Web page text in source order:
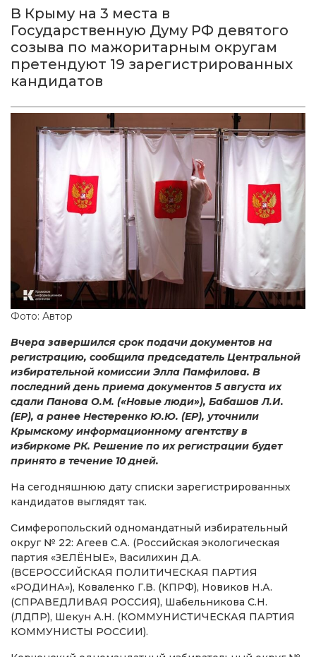
В Крыму на 3 места в
Государственную Думу РФ девятого
созыва по мажоритарным округам
претендуют 19 зарегистрированных
кандидатов
Фото: Автор
Вчера завершился срок подачи документов на
регистрацию, сообщила председатель Центральной
избирательной комиссии Элла Памфилова. В
последний день приема документов 5 августа их
сдали Панова О.М. («Новые люди»), Бабашов Л.И.
(ЕР), а ранее Нестеренко Ю.Ю. (ЕР), уточнили
Крымскому информационному агентству в
избиркоме РК. Решение по их регистрации будет
принято в течение 10 дней.
На сегодняшнюю дату списки зарегистрированных
кандидатов выглядят так.
Симферопольский одномандатный избирательный
округ № 22: Агеев С.А. (Российская экологическая
партия «ЗЕЛЁНЫЕ», Василихин Д.А.
(ВСЕРОССИЙСКАЯ ПОЛИТИЧЕСКАЯ ПАРТИЯ
«РОДИНА»), Коваленко Г.В. (КПРФ), Новиков Н.А.
(СПРАВЕДЛИВАЯ РОССИЯ), Шабельникова С.Н.
(ЛДПР), Шекун А.Н. (КОММУНИСТИЧЕСКАЯ ПАРТИЯ
КОММУНИСТЫ РОССИИ).